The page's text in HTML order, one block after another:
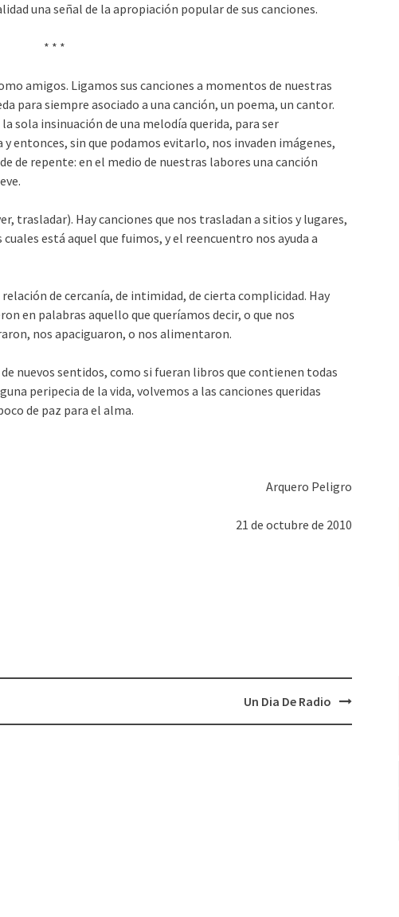
una señal de la apropiación popular de sus canciones.
* * *
amigos. Ligamos sus canciones a momentos de nuestras
para siempre asociado a una canción, un poema, un cantor.
sola insinuación de una melodía querida, para ser
entonces, sin que podamos evitarlo, nos invaden imágenes,
de repente: en el medio de nuestras labores una canción
trasladar). Hay canciones que nos trasladan a sitios y lugares,
está aquel que fuimos, y el reencuentro nos ayuda a
de cercanía, de intimidad, de cierta complicidad. Hay
en palabras aquello que queríamos decir, o que nos
nos apaciguaron, o nos alimentaron.
nuevos sentidos, como si fueran libros que contienen todas
peripecia de la vida, volvemos a las canciones queridas
de paz para el alma.
Arquero Peligro
21 de octubre de 2010
Un Dia De Radio